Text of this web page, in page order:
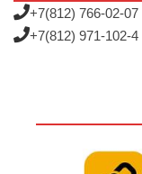
+7(812) 766-02-07
+7(812) 971-102-4